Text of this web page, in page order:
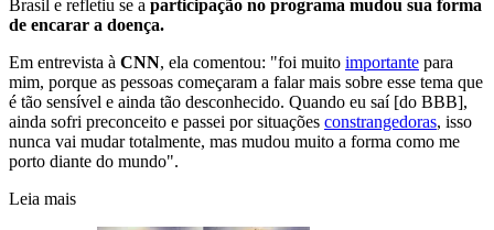
Brasil e refletiu se a participação no programa mudou sua forma
de encarar a doença.
Em entrevista à CNN, ela comentou: "foi muito importante para
mim, porque as pessoas começaram a falar mais sobre esse tema que
é tão sensível e ainda tão desconhecido. Quando eu saí [do BBB],
ainda sofri preconceito e passei por situações constrangedoras, isso
nunca vai mudar totalmente, mas mudou muito a forma como me
porto diante do mundo".
Leia mais